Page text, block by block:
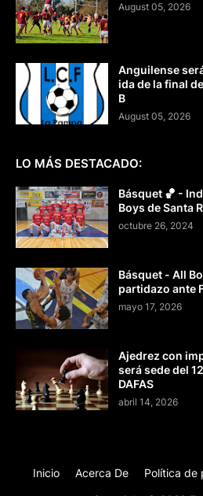
August 05, 2026
Anguilense
ida de la final
B
August 05, 2026
LO MÁS DESTACADO:
Básquet 🏀 -
Boys de Santa
octubre 26, 2024
Básquet - All
partidazo ante
mayo 17, 2026
Ajedrez con
será sede del
DAFAS
abril 14, 2026
Inicio Acerca De Política de